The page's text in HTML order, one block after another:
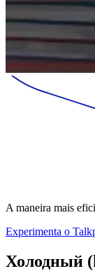
A maneira mais
Experimenta o
Холодный